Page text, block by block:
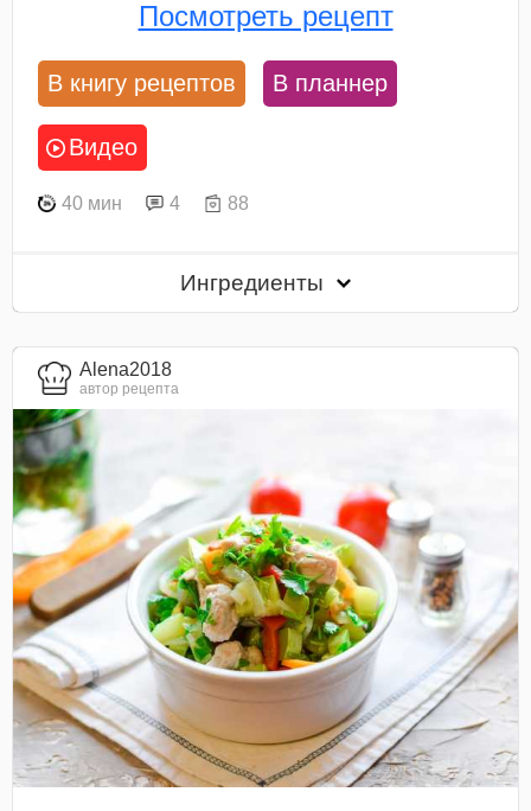
Посмотреть рецепт
В книгу рецептов В планнер
Видео
40 мин 4 88
Ингредиенты
Alena2018
автор рецепта